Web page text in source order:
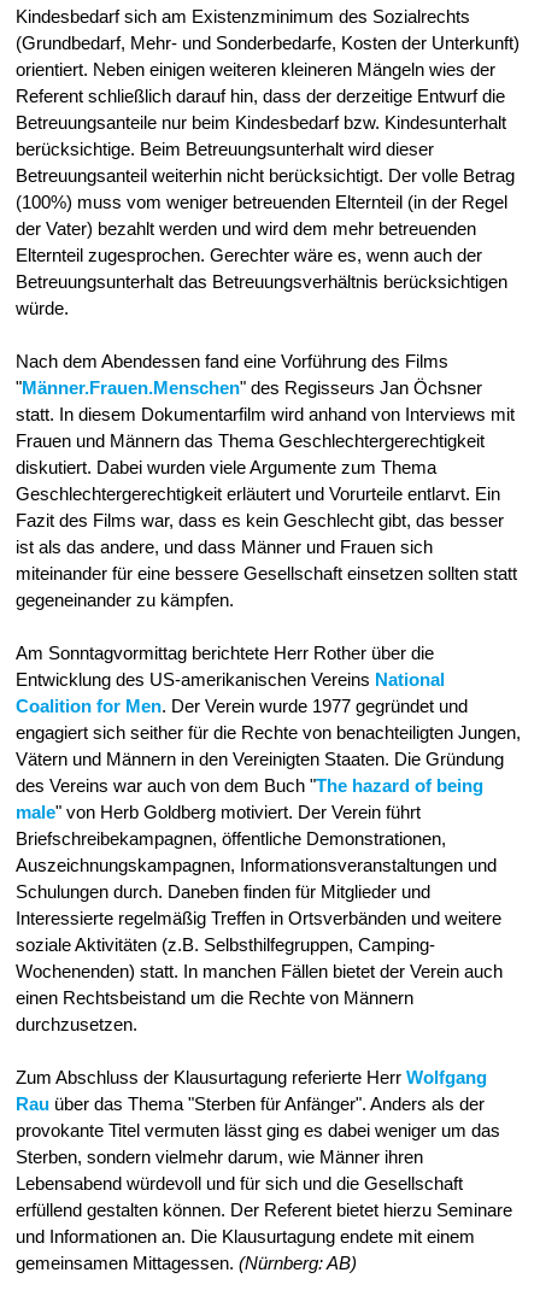
Kindesbedarf sich am Existenzminimum des Sozialrechts
(Grundbedarf, Mehr- und Sonderbedarfe, Kosten der Unterkunft)
orientiert. Neben einigen weiteren kleineren Mängeln wies der
Referent schließlich darauf hin, dass der derzeitige Entwurf die
Betreuungsanteile nur beim Kindesbedarf bzw. Kindesunterhalt
berücksichtige. Beim Betreuungsunterhalt wird dieser
Betreuungsanteil weiterhin nicht berücksichtigt. Der volle Betrag
(100%) muss vom weniger betreuenden Elternteil (in der Regel
der Vater) bezahlt werden und wird dem mehr betreuenden
Elternteil zugesprochen. Gerechter wäre es, wenn auch der
Betreuungsunterhalt das Betreuungsverhältnis berücksichtigen
würde.
Nach dem Abendessen fand eine Vorführung des Films
"Männer.Frauen.Menschen" des Regisseurs Jan Öchsner
statt. In diesem Dokumentarfilm wird anhand von Interviews mit
Frauen und Männern das Thema Geschlechtergerechtigkeit
diskutiert. Dabei wurden viele Argumente zum Thema
Geschlechtergerechtigkeit erläutert und Vorurteile entlarvt. Ein
Fazit des Films war, dass es kein Geschlecht gibt, das besser
ist als das andere, und dass Männer und Frauen sich
miteinander für eine bessere Gesellschaft einsetzen sollten statt
gegeneinander zu kämpfen.
Am Sonntagvormittag berichtete Herr Rother über die
Entwicklung des US-amerikanischen Vereins National
Coalition for Men. Der Verein wurde 1977 gegründet und
engagiert sich seither für die Rechte von benachteiligten Jungen,
Vätern und Männern in den Vereinigten Staaten. Die Gründung
des Vereins war auch von dem Buch "The hazard of being
male" von Herb Goldberg motiviert. Der Verein führt
Briefschreibekampagnen, öffentliche Demonstrationen,
Auszeichnungskampagnen, Informationsveranstaltungen und
Schulungen durch. Daneben finden für Mitglieder und
Interessierte regelmäßig Treffen in Ortsverbänden und weitere
soziale Aktivitäten (z.B. Selbsthilfegruppen, Camping-
Wochenenden) statt. In manchen Fällen bietet der Verein auch
einen Rechtsbeistand um die Rechte von Männern
durchzusetzen.
Zum Abschluss der Klausurtagung referierte Herr Wolfgang
Rau über das Thema "Sterben für Anfänger". Anders als der
provokante Titel vermuten lässt ging es dabei weniger um das
Sterben, sondern vielmehr darum, wie Männer ihren
Lebensabend würdevoll und für sich und die Gesellschaft
erfüllend gestalten können. Der Referent bietet hierzu Seminare
und Informationen an. Die Klausurtagung endete mit einem
gemeinsamen Mittagessen. (Nürnberg: AB)